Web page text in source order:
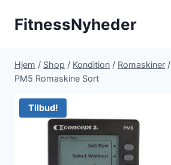
FitnessNyheder
Hjem / Shop / Kondition / Romaskiner /
PM5 Romaskine Sort
Tilbud!